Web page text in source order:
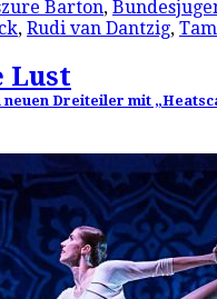
Barton,
, Rudi van Dantzig,
Lust
Dreiteiler mit